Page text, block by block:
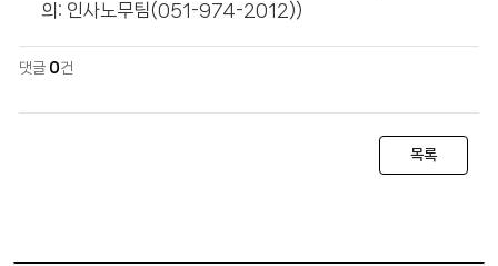
의: 인사노무팀(051-974-2012))
댓글 0건
목록